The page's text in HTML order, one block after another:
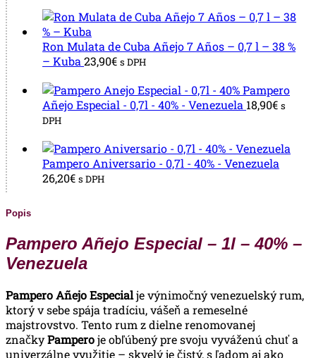
Ron Mulata de Cuba Añejo 7 Años – 0,7 l – 38 %
– Kuba 23,90€ s DPH
Pampero
Añejo Especial - 0,7l - 40% - Venezuela 18,90€ s
DPH
Pampero Aniversario - 0,7l - 40% - Venezuela
26,20€ s DPH
Popis
Pampero Añejo Especial – 1l – 40% –
Venezuela
Pampero Añejo Especialje výnimočný venezuelský rum,
ktorý v sebe spája tradíciu, vášeň a remeselné
majstrovstvo. Tento rum z dielne renomovanej
značkyPamperoje obľúbený pre svoju vyváženú chuť a
univerzálne využitie – skvelý je čistý, s ľadom aj ako